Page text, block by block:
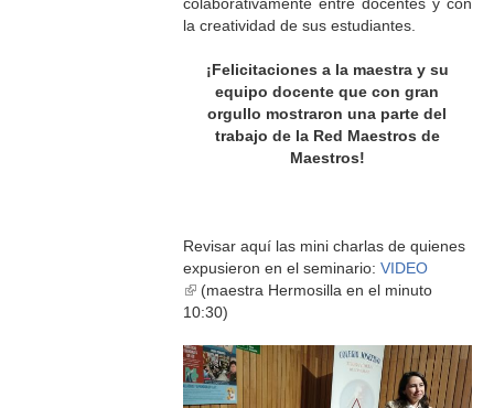
colaborativamente entre docentes y con
la creatividad de sus estudiantes.
¡Felicitaciones a la maestra y su
equipo docente que con gran
orgullo mostraron una parte del
trabajo de la Red Maestros de
Maestros!
Revisar aquí las mini charlas de quienes
expusieron en el seminario: VIDEO
(link
is
(maestra Hermosilla en el minuto
10:30)